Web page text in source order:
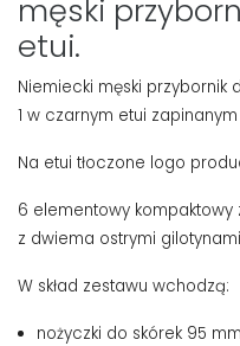
męski
etui.
Niemiecki męski przybornik
1 w czarnym etui
Na etui tłoczone logo
6 elementowy
z dwiema ostrymi
W skład zestawu wchodzą:
nożyczki do skórek 95